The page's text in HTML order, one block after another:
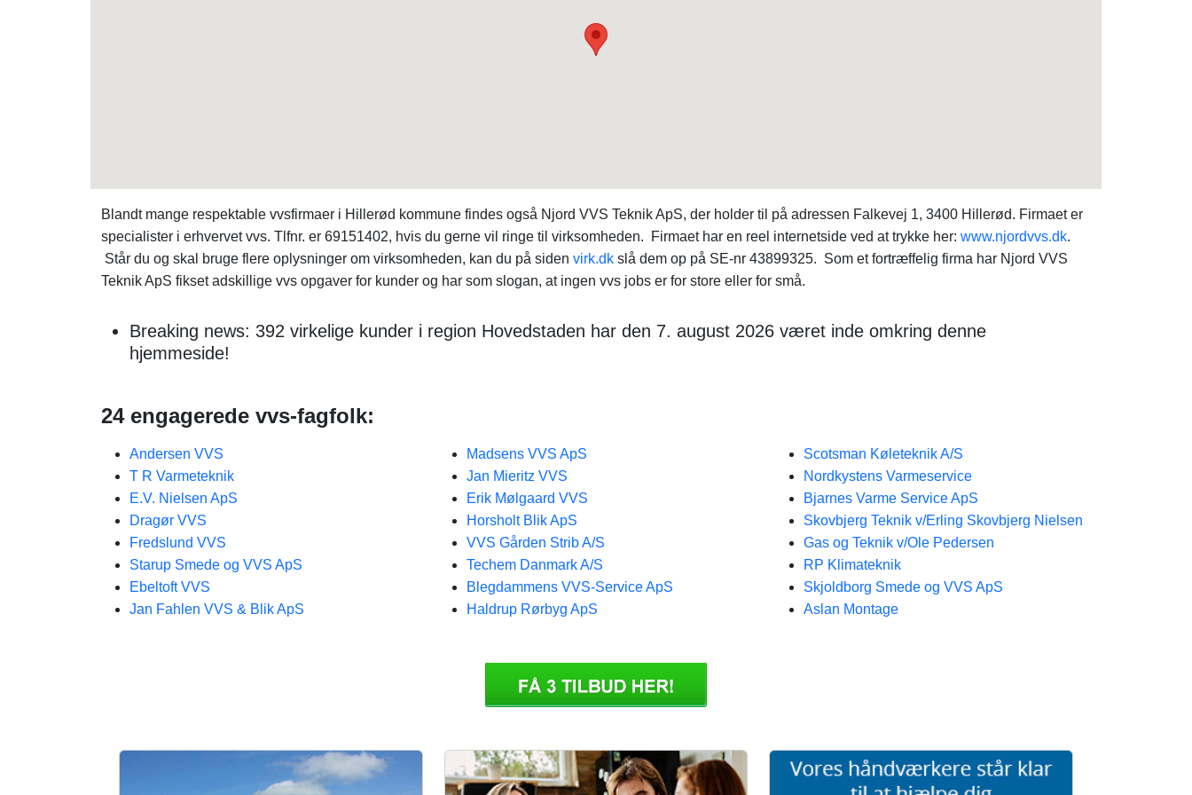
Blandt mange respektable vvsfirmaer i Hillerød kommune findes også Njord VVS Teknik ApS, der holder til på adressen Falkevej 1, 3400 Hillerød. Firmaet er
specialister i erhvervet vvs. Tlfnr. er 69151402, hvis du gerne vil ringe til virksomheden. Firmaet har en reel internetside ved at trykke her: www.njordvvs.dk.
Står du og skal bruge flere oplysninger om virksomheden, kan du på siden virk.dk slå dem op på SE-nr 43899325. Som et fortræffelig firma har Njord VVS
Teknik ApS fikset adskillige vvs opgaver for kunder og har som slogan, at ingen vvs jobs er for store eller for små.
Breaking news: 392 virkelige kunder i region Hovedstaden har den 7. august 2026 været inde omkring denne
hjemmeside!
24 engagerede vvs-fagfolk:
Andersen VVS
T R Varmeteknik
E.V. Nielsen ApS
Dragør VVS
Fredslund VVS
Starup Smede og VVS ApS
Ebeltoft VVS
Jan Fahlen VVS & Blik ApS
Madsens VVS ApS
Jan Mieritz VVS
Erik Mølgaard VVS
Horsholt Blik ApS
VVS Gården Strib A/S
Techem Danmark A/S
Blegdammens VVS-Service ApS
Haldrup Rørbyg ApS
Scotsman Køleteknik A/S
Nordkystens Varmeservice
Bjarnes Varme Service ApS
Skovbjerg Teknik v/Erling Skovbjerg Nielsen
Gas og Teknik v/Ole Pedersen
RP Klimateknik
Skjoldborg Smede og VVS ApS
Aslan Montage